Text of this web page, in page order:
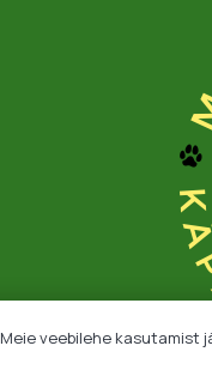
Meie veebilehe kasutamist